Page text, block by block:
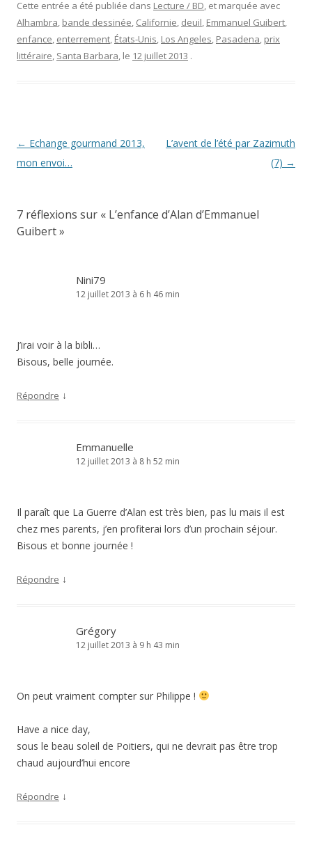
Cette entrée a été publiée dans Lecture / BD, et marquée avec
Alhambra, bande dessinée, Californie, deuil, Emmanuel Guibert,
enfance, enterrement, États-Unis, Los Angeles, Pasadena, prix
littéraire, Santa Barbara, le 12 juillet 2013 .
Navigation
des
← Echange gourmand 2013,
mon envoi…
L’avent de l’été par Zazimuth
(7) →
7 réflexions sur « L’enfance d’Alan d’Emmanuel
Guibert»
Nini79
12 juillet 2013 à 6 h 46 min
J’irai voir à la bibli…
Bisous, belle journée.
Répondre ↓
Emmanuelle
12 juillet 2013 à 8 h 52 min
Il paraît que La Guerre d’Alan est très bien, pas lu mais il est
chez mes parents, j’en profiterai lors d’un prochain séjour.
Bisous et bonne journée !
Répondre ↓
Grégory
12 juillet 2013 à 9 h 43 min
On peut vraiment compter sur Philippe !
Have a nice day,
sous le beau soleil de Poitiers, qui ne devrait pas être trop
chaud aujourd’hui encore
Répondre ↓